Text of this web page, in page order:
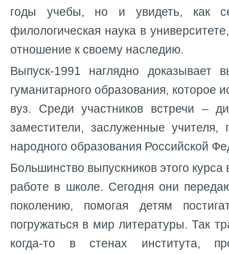
годы учебы, но и увидеть, как
филологическая наука в
отношение к своему наследию.
Выпуск-1991 наглядно доказывает
гуманитарного образования, которое
вуз. Среди участников встречи –
заместители, заслуженные учителя,
народного образования Российской
Большинство выпускников этого
работе в школе. Сегодня они
поколению, помогая детям
погружаться в мир литературы. Так
когда-то в стенах института,